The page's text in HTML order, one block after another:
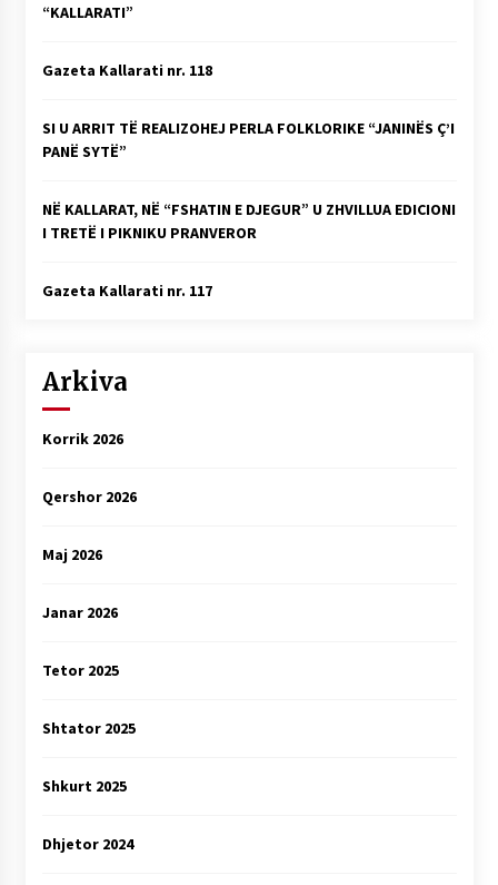
“KALLARATI”
Gazeta Kallarati nr. 118
SI U ARRIT TË REALIZOHEJ PERLA FOLKLORIKE “JANINËS Ç’I
PANË SYTË”
NË KALLARAT, NË “FSHATIN E DJEGUR” U ZHVILLUA EDICIONI
I TRETË I PIKNIKU PRANVEROR
Gazeta Kallarati nr. 117
Arkiva
Korrik 2026
Qershor 2026
Maj 2026
Janar 2026
Tetor 2025
Shtator 2025
Shkurt 2025
Dhjetor 2024